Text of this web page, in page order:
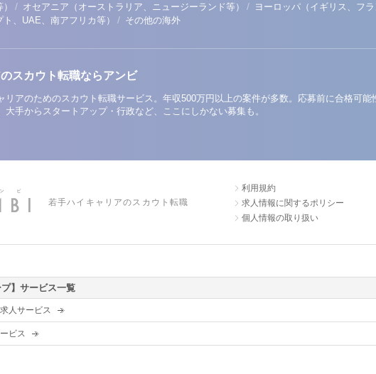
/ オセアニア（オーストラリア、ニュージーランド等） / ヨーロッパ（イギリス、フ
ト、UAE、南アフリカ等）
/ その他の海外
スカウト転職ならアンビ
リアのためのスカウト転職サービス。年収500万円以上の案件が多数。応募前に合格可
大手からスタートアップ・行政など、ここにしかない募集も。
若手ハイキャリアのスカウト転職
利用規約
求人情報に関するポリシー
個人情報の取り扱い
プ】サービス一覧
人サービス
ビス